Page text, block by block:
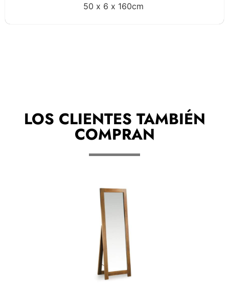
50 x 6 x 160cm
LOS CLIENTES TAMBIÉN
COMPRAN